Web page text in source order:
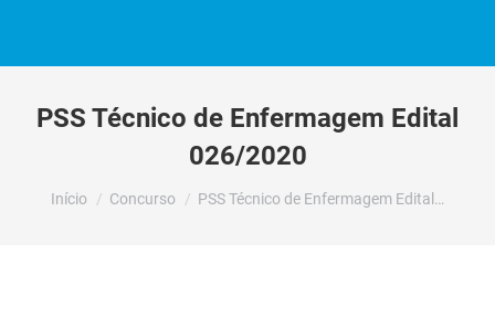
PSS Técnico de Enfermagem Edital
026/2020
Você está aqui:
Início Concurso PSS Técnico de Enfermagem Edital…